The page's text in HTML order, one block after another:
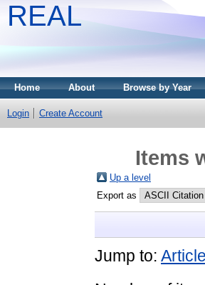
REAL
Home About Browse by Year
Login Create Account
Items
Up a level
Export as
Jump to: Article